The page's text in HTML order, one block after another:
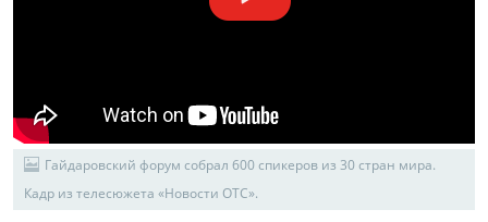
Гайдаровский форум собрал 600 спикеров из 30 стран мира.
Кадр из телесюжета «Новости ОТС».